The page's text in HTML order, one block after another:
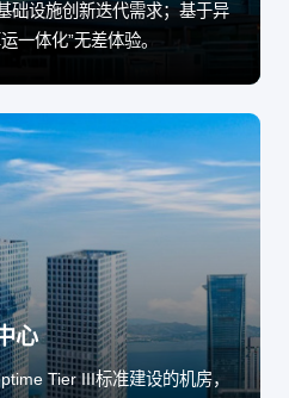
础设施创新迭代需求；基于异
一体化”无差体验。
心
Tier III标准建设的机房，